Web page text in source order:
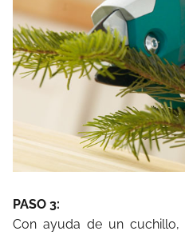
PASO 3:
Con ayuda de un cuchillo,